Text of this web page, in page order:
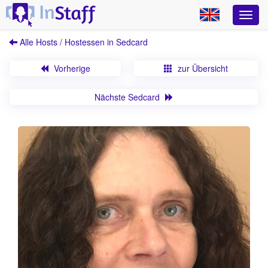
Alle Hosts / Hostessen in Sedcard
Vorherige zur Übersicht
Nächste Sedcard